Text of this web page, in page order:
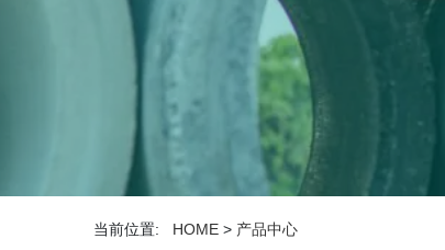
当前位置: HOME> 产品中心